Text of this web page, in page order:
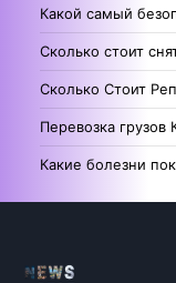
Какой самый
Сколько стоит
Сколько Стоит
Перевозка грузов
Какие болезни